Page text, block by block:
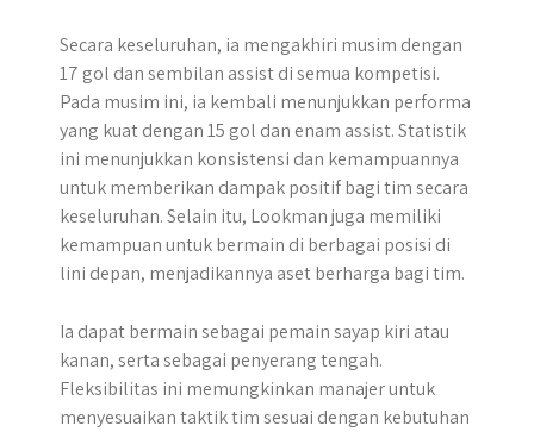
Secara keseluruhan, ia mengakhiri musim dengan
17 gol dan sembilan assist di semua kompetisi.
Pada musim ini, ia kembali menunjukkan performa
yang kuat dengan 15 gol dan enam assist. Statistik
ini menunjukkan konsistensi dan kemampuannya
untuk memberikan dampak positif bagi tim secara
keseluruhan. Selain itu, Lookman juga memiliki
kemampuan untuk bermain di berbagai posisi di
lini depan, menjadikannya aset berharga bagi tim.
Ia dapat bermain sebagai pemain sayap kiri atau
kanan, serta sebagai penyerang tengah.
Fleksibilitas ini memungkinkan manajer untuk
menyesuaikan taktik tim sesuai dengan kebutuhan